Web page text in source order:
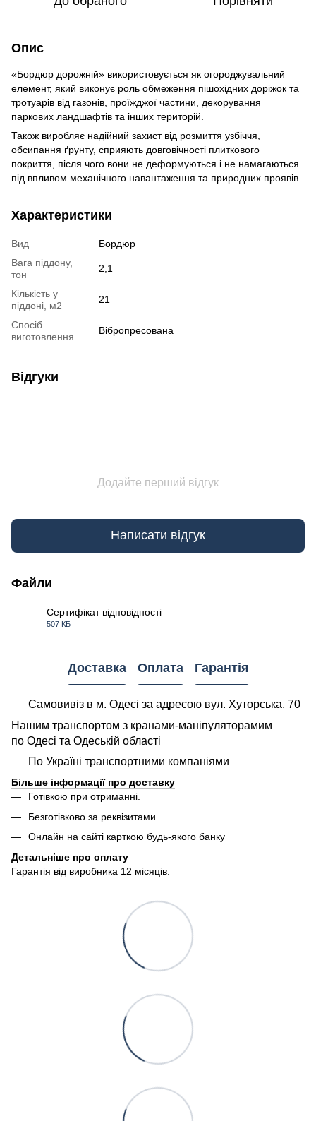
Опис
«Бордюр дорожній» використовується як огороджувальний
елемент, який виконує роль обмеження пішохідних доріжок та
тротуарів від газонів, проїжджої частини, декорування
паркових ландшафтів та інших територій.
Також виробляє надійний захист від розмиття узбіччя,
обсипання ґрунту, сприяють довговічності плиткового
покриття, після чого вони не деформуються і не намагаються
під впливом механічного навантаження та природних проявів.
Характеристики
Вид
Бордюр
Вага піддону,
тон
2,1
Кількість у
піддоні, м2
21
Спосіб
виготовлення
Вібропресована
Відгуки
Додайте перший відгук
Написати відгук
Файли
Сертифікат відповідності
507 КБ
Доставка Оплата Гарантія
Самовивіз в м. Одесі за адресою вул. Хуторська, 70
Нашим транспортом з кранами-маніпуляторамим
по Одесі та Одеській області
По Україні транспортними компаніями
Більше інформації про доставку
Готівкою при отриманні.
Безготівково за реквізитами
Онлайн на сайті карткою будь-якого банку
Детальніше про оплату
Гарантія від виробника 12 місяців.